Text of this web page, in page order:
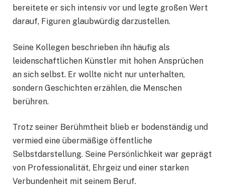
bereitete er sich intensiv vor und legte großen Wert
darauf, Figuren glaubwürdig darzustellen.
Seine Kollegen beschrieben ihn häufig als
leidenschaftlichen Künstler mit hohen Ansprüchen
an sich selbst. Er wollte nicht nur unterhalten,
sondern Geschichten erzählen, die Menschen
berühren.
Trotz seiner Berühmtheit blieb er bodenständig und
vermied eine übermäßige öffentliche
Selbstdarstellung. Seine Persönlichkeit war geprägt
von Professionalität, Ehrgeiz und einer starken
Verbundenheit mit seinem Beruf.